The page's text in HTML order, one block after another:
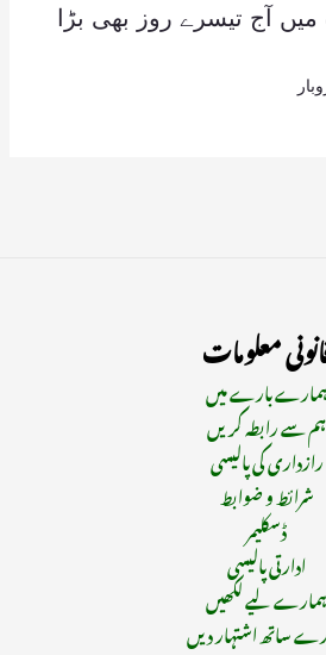
آج تیسرے روز بھی بڑا
معلومات
ہمارے بارے میں
ہم سے رابطہ کریں
رازداری کی پالیسی
شرائط و ضوابط
ڈسکلیمر
ادارتی پالیسی
ہمارے لیے لکھیں
ساتھ اشتہار دیں